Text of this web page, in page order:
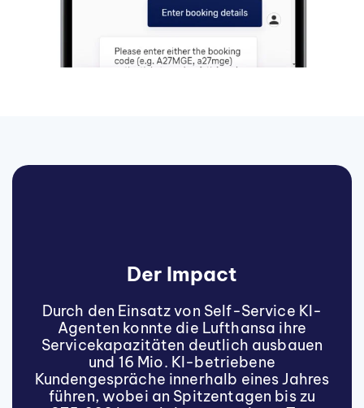
Der Impact
Durch den Einsatz von Self-Service KI-
Agenten konnte die Lufthansa ihre
Servicekapazitäten deutlich ausbauen
und 16 Mio. KI-betriebene
Kundengespräche innerhalb eines Jahres
führen, wobei an Spitzentagen bis zu